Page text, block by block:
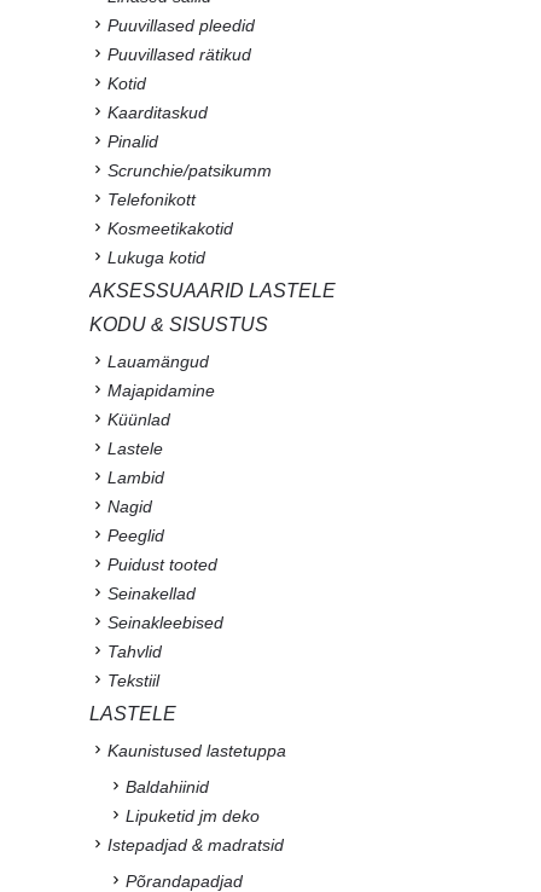
Puuvillased pleedid
Puuvillased rätikud
Kotid
Kaarditaskud
Pinalid
Scrunchie/patsikumm
Telefonikott
Kosmeetikakotid
Lukuga kotid
AKSESSUAARID LASTELE
KODU & SISUSTUS
Lauamängud
Majapidamine
Küünlad
Lastele
Lambid
Nagid
Peeglid
Puidust tooted
Seinakellad
Seinakleebised
Tahvlid
Tekstiil
LASTELE
Kaunistused lastetuppa
Baldahiinid
Lipuketid jm deko
Istepadjad & madratsid
Põrandapadjad